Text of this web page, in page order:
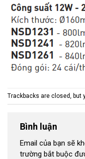
Trackbacks are closed, but
Bình luận
Email của bạn sẽ
trường bắt buộc